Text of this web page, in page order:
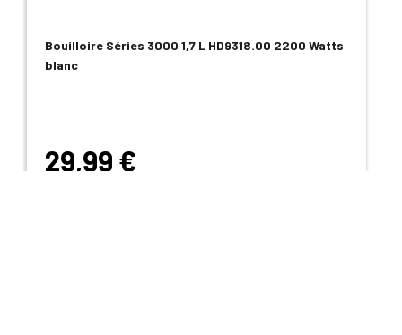
Bouilloire Séries 3000 1,7 L HD9318.00 2200 Watts
blanc
29,99 €